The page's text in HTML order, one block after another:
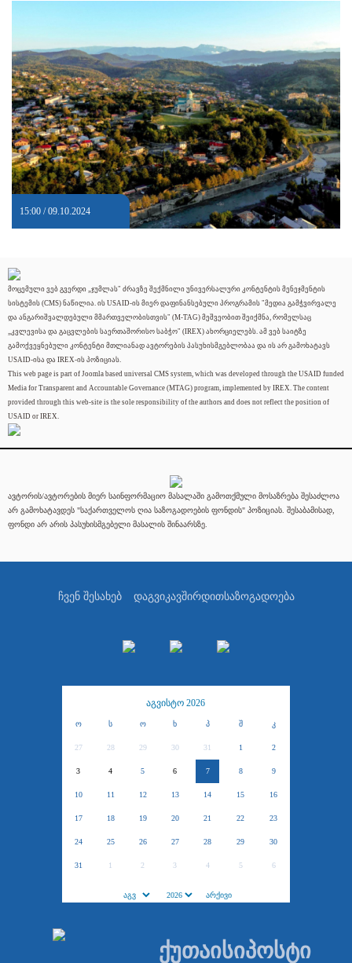
15:00 / 09.10.2024
მოცემული ვებ გვერდი „ჯუმლას" ძრავზე შექმნილი უნივერსალური კონტენტის მენეჯმენტის
სისტემის (CMS) ნაწილია. ის USAID-ის მიერ დაფინანსებული პროგრამის "მედია გამჭვირვალე
და ანგარიშვალდებული მმართველობისთვის" (M-TAG) მეშვეობით შეიქმნა, რომელსაც
„კვლევისა და გაცვლების საერთაშორისო საბჭო" (IREX) ახორციელებს. ამ ვებ საიტზე
გამოქვეყნებული კონტენტი მთლიანად ავტორების პასუხისმგებლობაა და ის არ გამოხატავს
USAID-ისა და IREX-ის პოზიციას.
This web page is part of Joomla based universal CMS system, which was developed through the USAID funded
Media for Transparent and Accountable Governance (MTAG) program, implemented by IREX. The content
provided through this web-site is the sole responsibility of the authors and does not reflect the position of
USAID or IREX.
ავტორის/ავტორების მიერ საინფორმაციო მასალაში გამოთქმული მოსაზრება შესაძლოა
არ გამოხატავდეს "საქართველოს ღია საზოგადოების ფონდის" პოზიციას. შესაბამისად,
ფონდი არ არის პასუხისმგებელი მასალის შინაარსზე.
ჩვენ შესახებ დაგვიკავშირდითსაზოგადოება
აგვისტო 2026
ო ს ო ხ პ შ კ
27 28 29 30 31 1 2
3 4 5 6 7 8 9
10 11 12 13 14 15 16
17 18 19 20 21 22 23
24 25 26 27 28 29 30
31 1 2 3 4 5 6
ქუთაისიპოსტი